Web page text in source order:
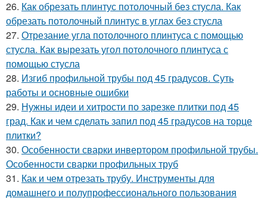
26. Как обрезать плинтус потолочный без стусла. Как
обрезать потолочный плинтус в углах без стусла
27. Отрезание угла потолочного плинтуса с помощью
стусла. Как вырезать угол потолочного плинтуса с
помощью стусла
28. Изгиб профильной трубы под 45 градусов. Суть
работы и основные ошибки
29. Нужны идеи и хитрости по зарезке плитки под 45
град. Как и чем сделать запил под 45 градусов на торце
плитки?
30. Особенности сварки инвертором профильной трубы.
Особенности сварки профильных труб
31. Как и чем отрезать трубу. Инструменты для
домашнего и полупрофессионального пользования